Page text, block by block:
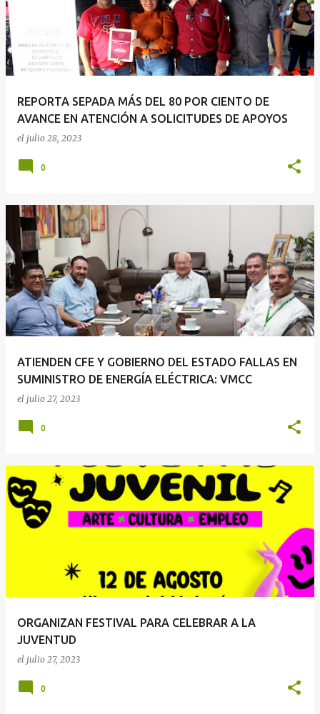
REPORTA SEPADA MÁS DEL 80 POR CIENTO DE
AVANCE EN ATENCIÓN A SOLICITUDES DE APOYOS
el julio 28, 2023
0
ATIENDEN CFE Y GOBIERNO DEL ESTADO FALLAS EN
SUMINISTRO DE ENERGÍA ELÉCTRICA: VMCC
el julio 27, 2023
0
ORGANIZAN FESTIVAL PARA CELEBRAR A LA
JUVENTUD
el julio 27, 2023
0